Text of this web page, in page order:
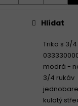
Trika s 3/
modrá -
3/4 rukáv
kulatý
Hlídat